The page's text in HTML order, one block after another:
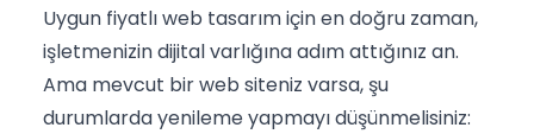
Uygun fiyatlı web tasarım için en doğru zaman,
işletmenizin dijital varlığına adım attığınız an.
Ama mevcut bir web siteniz varsa, şu
durumlarda yenileme yapmayı düşünmelisiniz: